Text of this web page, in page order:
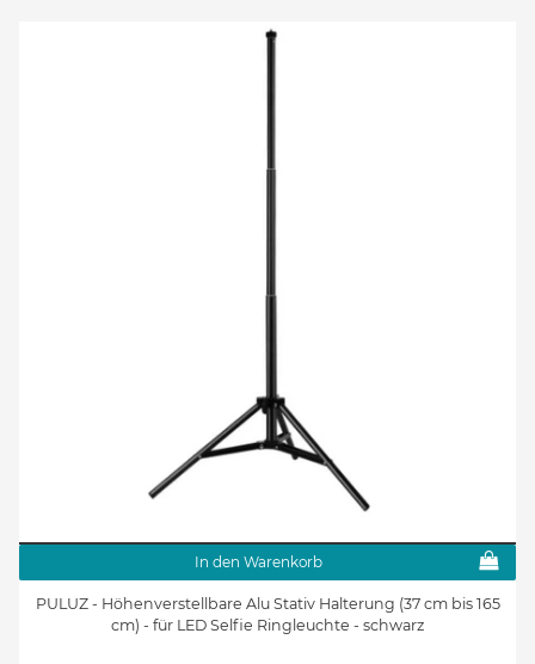
In den Warenkorb
PULUZ - Höhenverstellbare Alu Stativ Halterung (37 cm bis 165
cm) - für LED Selfie Ringleuchte - schwarz